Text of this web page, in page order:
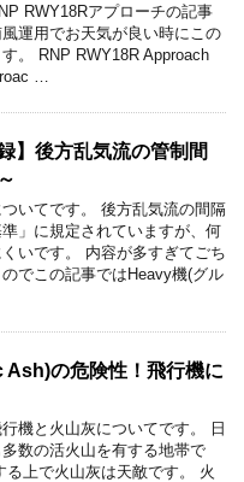
RWY18Rアプローチの記事
運用でお天気が良い時にこの
。 RNP RWY18R Approach
…
】後方乱気流の管制間
いてです。 後方乱気流の間隔
」に規定されていますが、何
いです。 内容が多すぎてごち
でこの記事ではHeavy機(グル
Ash)の危険性！飛行機に
機と火山灰についてです。 日
数の活火山を有する地帯で
る上で火山灰は天敵です。 火